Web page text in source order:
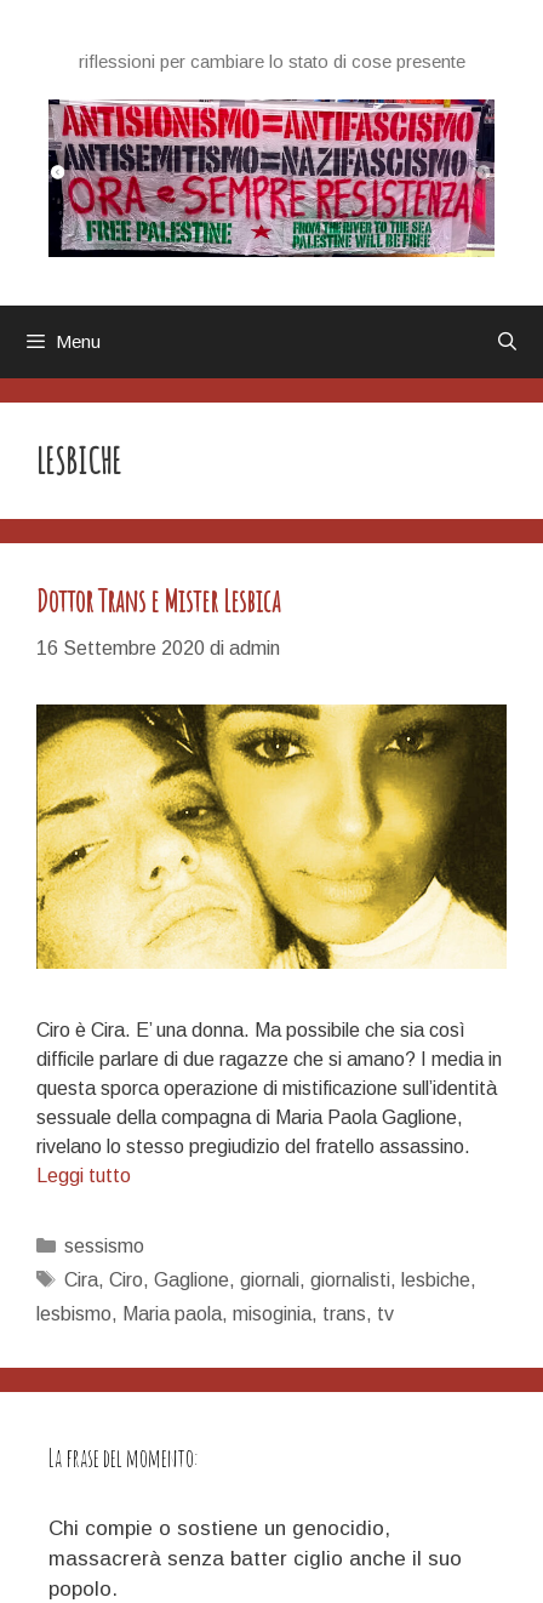
contenutoriflessioni per cambiare lo stato di cose presente
Menu
LESBICHE
Dottor Trans e Mister Lesbica
16 Settembre 2020 di admin
Ciro è Cira. E’ una donna. Ma possibile che sia così
difficile parlare di due ragazze che si amano? I media in
questa sporca operazione di mistificazione sull’identità
sessuale della compagna di Maria Paola Gaglione,
rivelano lo stesso pregiudizio del fratello assassino.
Leggi tuttoDottor
Lesbica
Categorie
sessismo
Tag
Cira, Ciro, Gaglione, giornali, giornalisti, lesbiche,
lesbismo, Maria paola, misoginia, trans, tv
La frase del momento:
Chi compie o sostiene un genocidio,
massacrerà senza batter ciglio anche il suo
popolo.